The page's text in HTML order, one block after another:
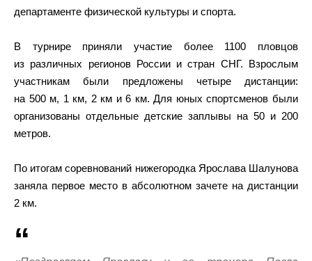
департаменте физической культуры и спорта.
В турнире приняли участие более 1100 пловцов
из различных регионов России и стран СНГ. Взрослым
участникам были предложены четыре дистанции:
на 500 м, 1 км, 2 км и 6 км. Для юных спортсменов были
организованы отдельные детские заплывы на 50 и 200
метров.
По итогам соревнований нижегородка Ярослава Шалунова
заняла первое место в абсолютном зачете на дистанции
2 км.